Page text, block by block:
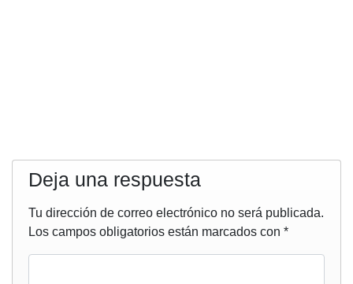
Deja una respuesta
Tu dirección de correo electrónico no será publicada.
Los campos obligatorios están marcados con *